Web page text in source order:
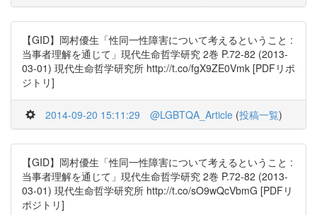
【GID】岡村優生「性同一性障害について考えるということ :
当事者理解を通じて」現代生命哲学研究 2巻 P.72-82 (2013-
03-01) 現代生命哲学研究所 http://t.co/fgX9ZE0Vmk [PDFリポ
ジトリ]
2014-09-20 15:11:29 @LGBTQA_Article (投稿一覧)
【GID】岡村優生「性同一性障害について考えるということ :
当事者理解を通じて」現代生命哲学研究 2巻 P.72-82 (2013-
03-01) 現代生命哲学研究所 http://t.co/sO9wQcVbmG [PDFリ
ポジトリ]